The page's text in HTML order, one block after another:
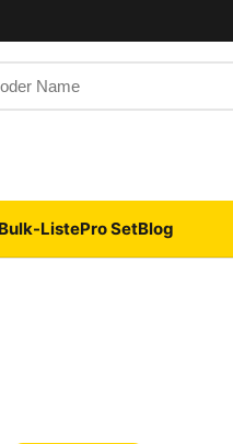
Name
Bulk-ListePro SetBlog